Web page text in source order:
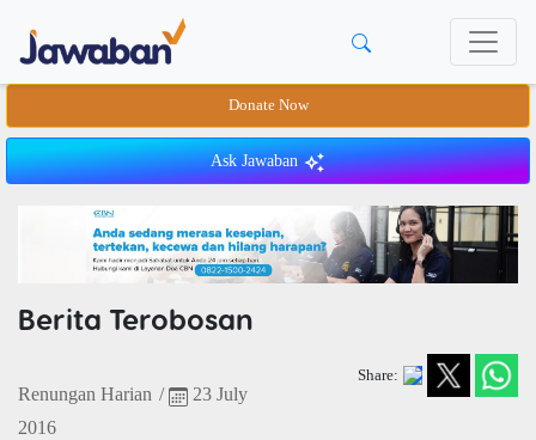
Donate Now
Ask Jawaban
Berita Terobosan
Renungan Harian /
23 July
2016
Share: